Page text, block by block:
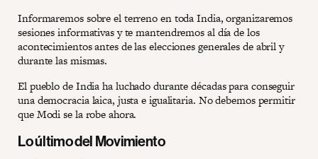
Informaremos sobre el terreno en toda India, organizaremos
sesiones informativas y te mantendremos al día de los
acontecimientos antes de las elecciones generales de abril y
durante las mismas.
El pueblo de India ha luchado durante décadas para conseguir
una democracia laica, justa e igualitaria. No debemos permitir
que Modi se la robe ahora.
Lo último del Movimiento